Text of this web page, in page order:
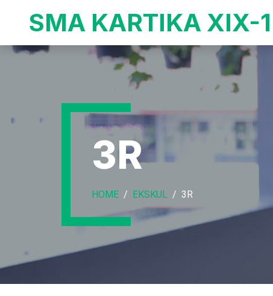
SMA KARTIKA XIX-1
3R
HOME EKSKUL 3R